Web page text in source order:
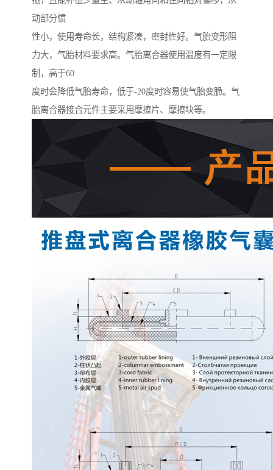
动部分惯
性小，使用寿命长，结构紧凑，密封性好。气胎变形阻
力大，气胎材料要求高。气胎离合器使用温度有一定限
制，高于60
度时会降低气胎寿命，低于-20度时容易使气胎变脆。气
胎离合器接合元件主要采用摩擦片、摩擦块等。